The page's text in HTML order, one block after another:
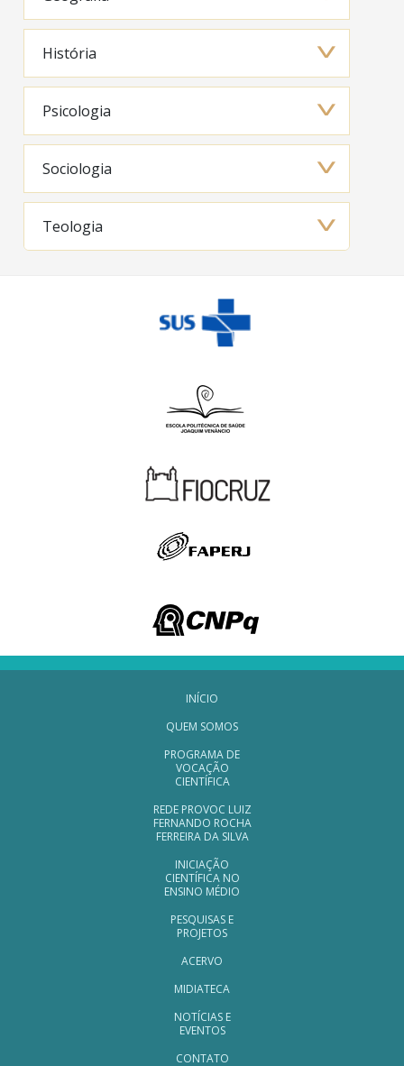
História
Psicologia
Sociologia
Teologia
Navegação Rodapé
INÍCIO
QUEM SOMOS
PROGRAMA DE
VOCAÇÃO
CIENTÍFICA
REDE PROVOC LUIZ
FERNANDO ROCHA
FERREIRA DA SILVA
INICIAÇÃO
CIENTÍFICA NO
ENSINO MÉDIO
PESQUISAS E
PROJETOS
ACERVO
MIDIATECA
NOTÍCIAS E
EVENTOS
CONTATO